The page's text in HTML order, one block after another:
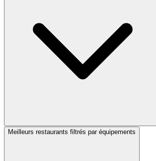
Meilleurs restaurants filtrés par équipements